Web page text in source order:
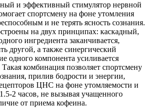
и эффективный стимулятор нервной
спортсмену на фоне утомления
и не терять ясность сознания.
на двух принципах: каскадный,
ингредиента заканчивается,
другой, а также синергический
одного компонента усиливается
комбинация позволяет спортсмену
прилив бодрости и энергии,
ЦНС на фоне утомляемости и
2 часов, не вызывая учащенного
от приема кофеина.